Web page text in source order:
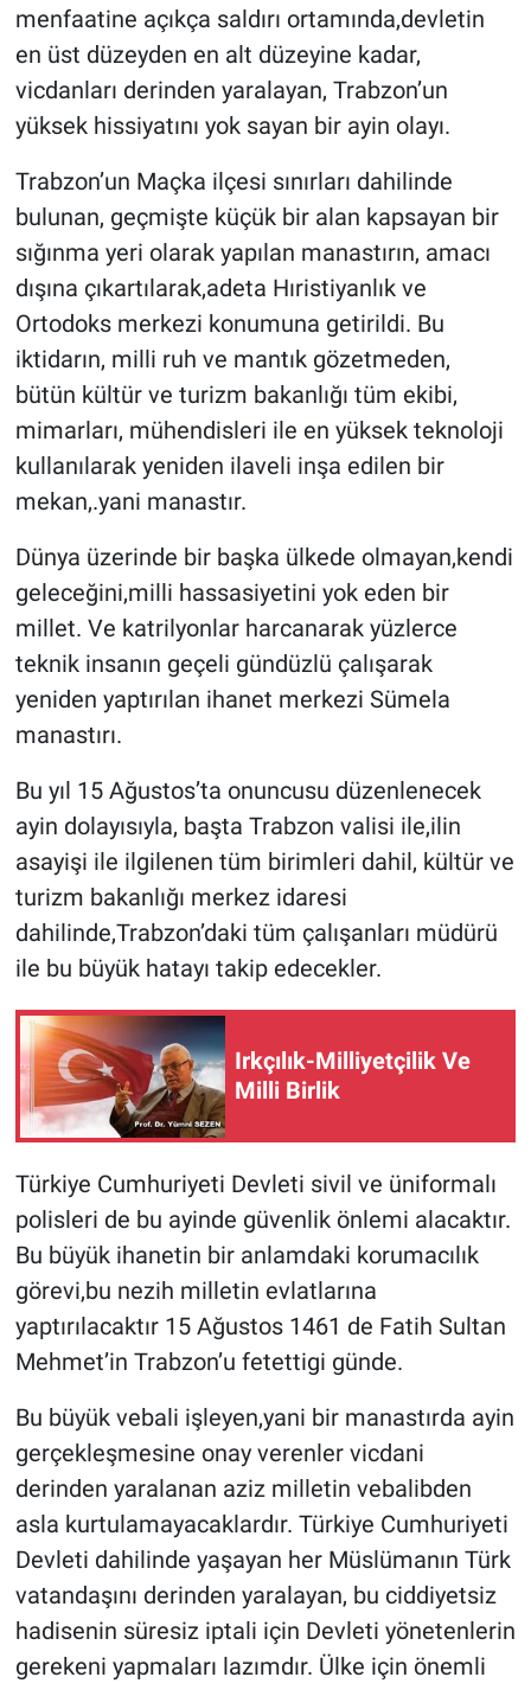
menfaatine açıkça saldırı ortamında,devletin
en üst düzeyden en alt düzeyine kadar,
vicdanları derinden yaralayan, Trabzon’un
yüksek hissiyatını yok sayan bir ayin olayı.
Trabzon’un Maçka ilçesi sınırları dahilinde
bulunan, geçmişte küçük bir alan kapsayan bir
sığınma yeri olarak yapılan manastırın, amacı
dışına çıkartılarak,adeta Hıristiyanlık ve
Ortodoks merkezi konumuna getirildi. Bu
iktidarın, milli ruh ve mantık gözetmeden,
bütün kültür ve turizm bakanlığı tüm ekibi,
mimarları, mühendisleri ile en yüksek teknoloji
kullanılarak yeniden ilaveli inşa edilen bir
mekan,.yani manastır.
Dünya üzerinde bir başka ülkede olmayan,kendi
geleceğini,milli hassasiyetini yok eden bir
millet. Ve katrilyonlar harcanarak yüzlerce
teknik insanın geçeli gündüzlü çalışarak
yeniden yaptırılan ihanet merkezi Sümela
manastırı.
Bu yıl 15 Ağustos’ta onuncusu düzenlenecek
ayin dolayısıyla, başta Trabzon valisi ile,ilin
asayişi ile ilgilenen tüm birimleri dahil, kültür ve
turizm bakanlığı merkez idaresi
dahilinde,Trabzon’daki tüm çalışanları müdürü
ile bu büyük hatayı takip edecekler.
Irkçılık-Milliyetçilik Ve
Milli Birlik
Türkiye Cumhuriyeti Devleti sivil ve üniformalı
polisleri de bu ayinde güvenlik önlemi alacaktır.
Bu büyük ihanetin bir anlamdaki korumacılık
görevi,bu nezih milletin evlatlarına
yaptırılacaktır 15 Ağustos 1461 de Fatih Sultan
Mehmet’in Trabzon’u fetettigi günde.
Bu büyük vebali işleyen,yani bir manastırda ayin
gerçekleşmesine onay verenler vicdani
derinden yaralanan aziz milletin vebalibden
asla kurtulamayacaklardır. Türkiye Cumhuriyeti
Devleti dahilinde yaşayan her Müslümanın Türk
vatandaşını derinden yaralayan, bu ciddiyetsiz
hadisenin süresiz iptali için Devleti yönetenlerin
gerekeni yapmaları lazımdır. Ülke için önemli